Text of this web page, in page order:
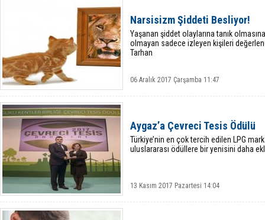
Narsisizm Şiddeti Besliyor!
Yaşanan şiddet olaylarına tanık
olmayan sadece izleyen kişileri
Tarhan
06 Aralık 2017 Çarşamba 11:47
Aygaz’a Çevreci Tesis Ödülü
Türkiye’nin en çok tercih edilen LPG
uluslararası ödüllere bir yenisini daha
13 Kasım 2017 Pazartesi 14:04